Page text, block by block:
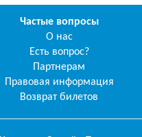
Частые вопросы
О нас
Есть вопрос?
Партнерам
Правовая информация
Возврат билетов